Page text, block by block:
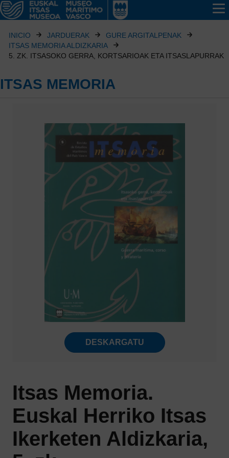
INICIO JARDUERAK
GURE ARGITALPENAK
ITSAS MEMORIA ALDIZKARIA
5. ZK. ITSASOKO GERRA, KORTSARIOAK ETA ITSASLAPURRAK
ITSAS MEMORIA
DESKARGATU
Itsas Memoria.
Euskal Herriko Itsas
Ikerketen Aldizkaria,